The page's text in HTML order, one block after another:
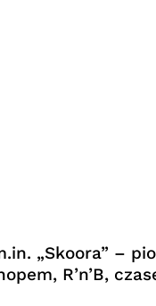
„Skoora” –
R’n’B,